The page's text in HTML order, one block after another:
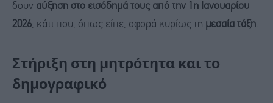
δουν αύξηση στο εισόδημά τους από την 1η Ιανουαρίου
2026, κάτι που, όπως είπε, αφορά κυρίως τη μεσαία τάξη.
Στήριξη στη μητρότητα και το
δημογραφικό